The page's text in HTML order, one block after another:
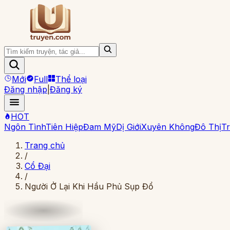
Mới Full
Thể loại
Đăng nhập Đăng ký
HOT
Ngôn TìnhTiên HiệpĐam MỹDị GiớiXuyên KhôngĐô Thị
Trang chủ
/
Cổ Đại
/
Người Ở Lại Khi Hầu Phủ Sụp Đổ